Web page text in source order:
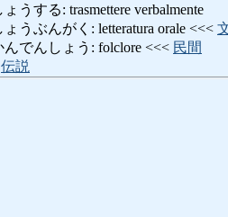
うする: trasmettere verbalmente
うぶんがく: letteratura orale <<<
でんしょう: folclore <<< 民間
伝説